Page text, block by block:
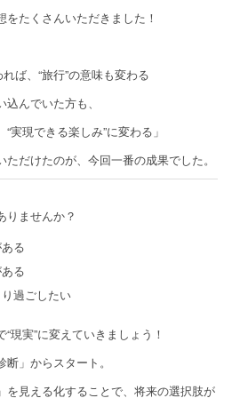
たくさんいただきました！
ば、“旅行”の意味も変わる
んでいた方も、
実現できる楽しみ”に変わる」
だけたのが、今回一番の成果でした。
りませんか？
る
る
過ごしたい
現実”に変えていきましょう！
」からスタート。
を見える化することで、将来の選択肢が